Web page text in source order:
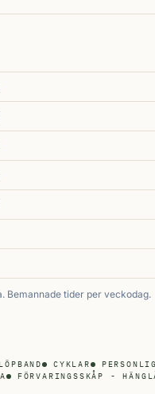
Bemannade tider per veckodag.
LÖPBAND CYKLAR
FÖRVARINGSSKÅP -